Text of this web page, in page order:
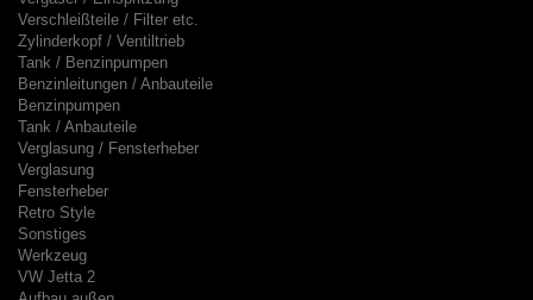
Verschleißteile / Filter etc.
Zylinderkopf / Ventiltrieb
Tank / Benzinpumpen
Benzinleitungen / Anbauteile
Benzinpumpen
Tank / Anbauteile
Verglasung / Fensterheber
Verglasung
Fensterheber
Retro Style
Sonstiges
Werkzeug
VW Jetta 2